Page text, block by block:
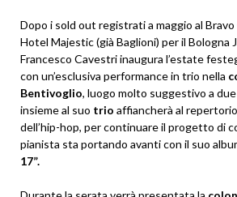
Dopo i sold out registrati a maggio al
Hotel Majestic (già Baglioni) per il Bologna
Francesco Cavestri inaugura l’estate
con un’esclusiva performance in trio nella
Bentivoglio, luogo molto suggestivo a
insieme al suo trio affiancherà al
dell’hip-hop, per continuare il progetto di
pianista sta portando avanti con il suo
17”.